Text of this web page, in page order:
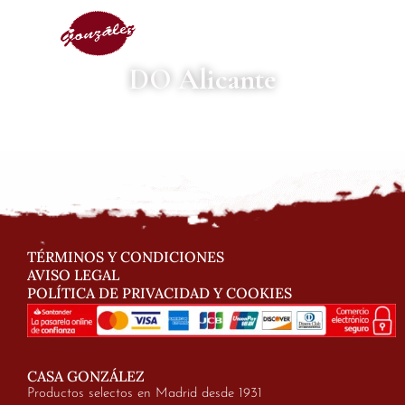
DO Alicante
TÉRMINOS Y CONDICIONES
AVISO LEGAL
POLÍTICA DE PRIVACIDAD Y COOKIES
CASA GONZÁLEZ
Productos selectos en Madrid desde 1931